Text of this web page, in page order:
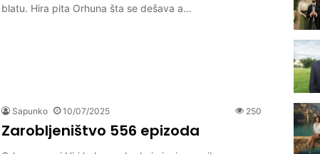
blatu. Hira pita Orhuna šta se dešava a…
Sapunko 10/07/2025 250
Zarobljeništvo 556 epizoda